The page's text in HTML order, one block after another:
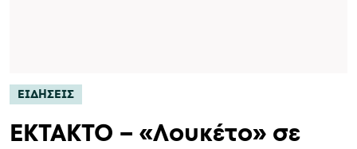
ΕΙΔΗΣΕΙΣ
ΕΚΤΑΚΤΟ – «Λουκέτο» σε